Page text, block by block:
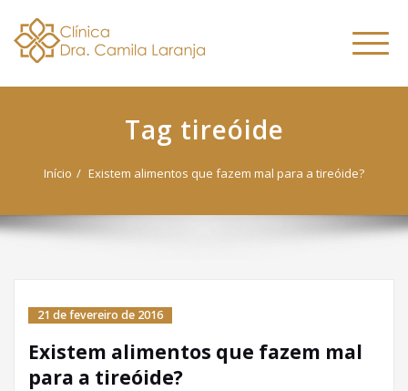
content
Laranja
Especialista em Fitoterapia
Tag tireóide
Início Existem alimentos que fazem mal para a tireóide?
21 de fevereiro de 2016
Existem alimentos que fazem mal
para a tireóide?